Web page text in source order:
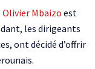
Olivier Mbaizo est
les dirigeants
ont décidé d’offrir